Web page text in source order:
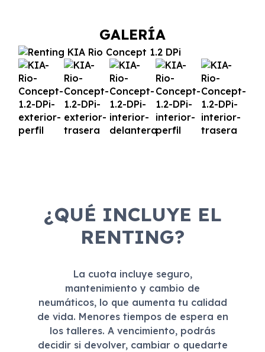
GALERÍA
¿QUÉ INCLUYE EL
RENTING?
La cuota incluye seguro,
mantenimiento y cambio de
neumáticos, lo que aumenta tu calidad
de vida. Menores tiempos de espera en
los talleres. A vencimiento, podrás
decidir si devolver, cambiar o quedarte